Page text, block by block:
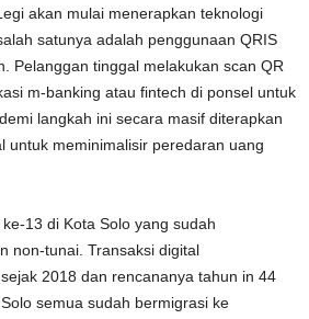
akan mulai menerapkan teknologi
satunya adalah penggunaan QRIS
Pelanggan tinggal melakukan scan QR
m-banking atau fintech di ponsel untuk
langkah ini secara masif diterapkan
untuk meminimalisir peredaran uang
13 di Kota Solo yang sudah
non-tunai. Transaksi digital
2018 dan rencananya tahun in 44
semua sudah bermigrasi ke